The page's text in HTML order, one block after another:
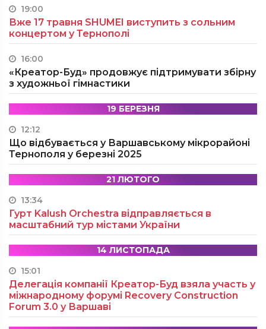
19:00
Вже 17 травня SHUMEI виступить з сольним
концертом у Тернополі
16:00
«Креатор-Буд» продовжує підтримувати збірну
з художньої гімнастики
19 БЕРЕЗНЯ
12:12
Що відбувається у Варшавському мікрорайоні
Тернополя у березні 2025
21 ЛЮТОГО
13:34
Гурт Kalush Orchestra відправляється в
масштабний тур містами України
14 ЛИСТОПАДА
15:01
Делегація компанії Креатор-Буд взяла участь у
міжнародному форумі Recovery Construction
Forum 3.0 у Варшаві